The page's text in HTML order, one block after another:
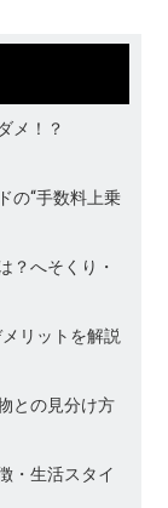
メ！？
の“手数料上乗
？へそくり・
メリットを解説
との見分け方
・生活スタイ